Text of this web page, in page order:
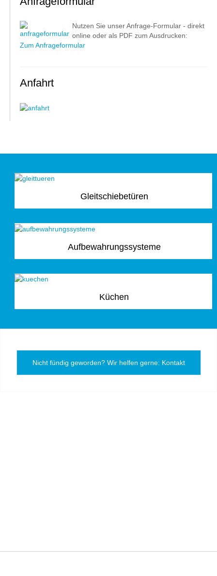
Nutzen Sie unser Anfrage-Formular - direkt
online oder als PDF zum Ausdrucken:
Zum Anfrageformular
Anfahrt
Gleitschiebetüren
Aufbewahrungssysteme
Küchen
Nicht fündig geworden? Wir helfen gerne: Kontakt